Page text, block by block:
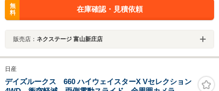
無
料
在庫確認・見積依頼
販売店： ネクステージ 富山新庄店
日産
デイズルークス 660 ハイウェイスターX Vセレクション